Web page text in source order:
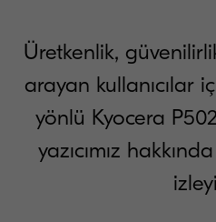
Üretkenlik,
arayan kullanıcılar
yönlü Kyocera
yazıcımız